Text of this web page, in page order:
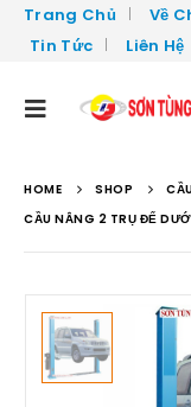
Trang Chủ Về
Tin Tức
Liên Hệ
HOME SHOP
CẦU NÂNG 2 TRỤ ĐẾ